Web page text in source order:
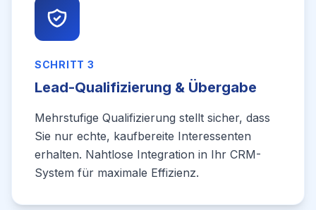
SCHRITT 3
Lead-Qualifizierung & Übergabe
Mehrstufige Qualifizierung stellt sicher, dass
Sie nur echte, kaufbereite Interessenten
erhalten. Nahtlose Integration in Ihr CRM-
System für maximale Effizienz.